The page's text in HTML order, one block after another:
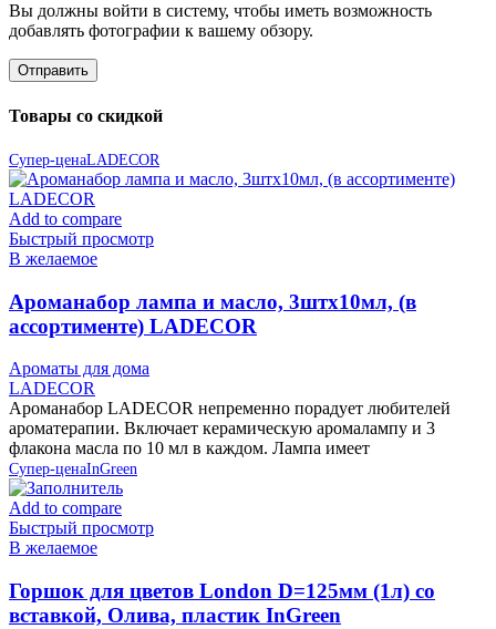
Вы должны войти в систему, чтобы иметь возможность
добавлять фотографии к вашему обзору.
Товары со скидкой
Супер-ценаLADECOR
Add to compare
Быстрый просмотр
В желаемое
Ароманабор лампа и масло, 3штx10мл, (в
ассортименте) LADECOR
Ароматы для дома
LADECOR
Ароманабор LADECOR непременно порадует любителей
ароматерапии. Включает керамическую аромалампу и 3
флакона масла по 10 мл в каждом. Лампа имеет
Супер-ценаInGreen
Add to compare
Быстрый просмотр
В желаемое
Горшок для цветов London D=125мм (1л) со
вставкой, Олива, пластик InGreen